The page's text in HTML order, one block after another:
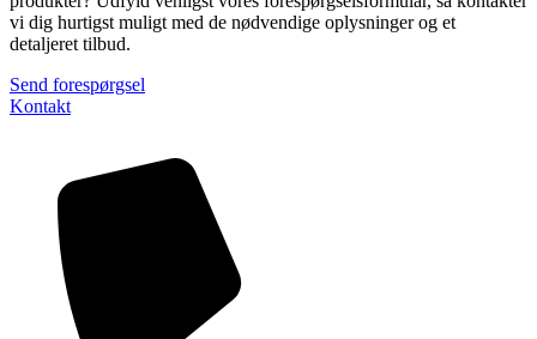
vi dig hurtigst muligt med de nødvendige oplysninger og et
detaljeret tilbud.
Send forespørgsel
Kontakt